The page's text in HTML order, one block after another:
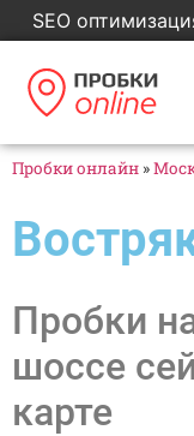
SEO
Пробки онлайн »
Пробки
шоссе
карте